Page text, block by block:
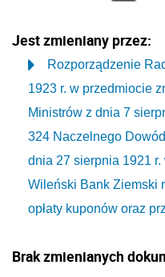
Jest zmieniany przez:
Rozporządzenie
1923 r. w przedmiocie
Ministrów z dnia 7
324 Naczelnego
dnia 27 sierpnia 1921
Wileński Bank Ziemski
opłaty kuponów oraz
Brak zmienianych